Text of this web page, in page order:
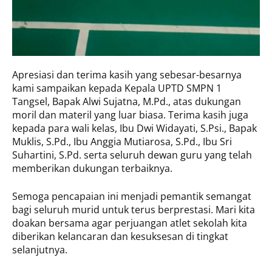
Apresiasi dan terima kasih yang sebesar-besarnya
kami sampaikan kepada Kepala UPTD SMPN 1
Tangsel, Bapak Alwi Sujatna, M.Pd., atas dukungan
moril dan materil yang luar biasa. Terima kasih juga
kepada para wali kelas, Ibu Dwi Widayati, S.Psi., Bapak
Muklis, S.Pd., Ibu Anggia Mutiarosa, S.Pd., Ibu Sri
Suhartini, S.Pd. serta seluruh dewan guru yang telah
memberikan dukungan terbaiknya.
Semoga pencapaian ini menjadi pemantik semangat
bagi seluruh murid untuk terus berprestasi. Mari kita
doakan bersama agar perjuangan atlet sekolah kita
diberikan kelancaran dan kesuksesan di tingkat
selanjutnya.